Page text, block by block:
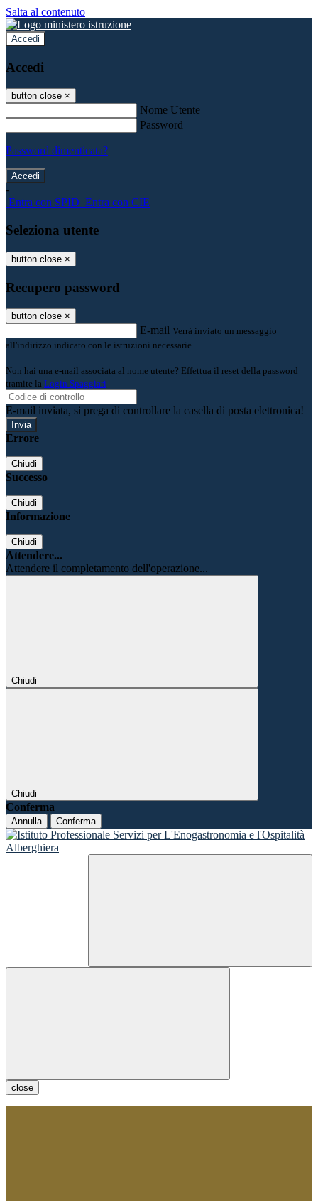
Salta al contenuto
Accedi
Accedi
button close ×
Nome Utente
Password
Password dimenticata?
-
Entra con SPID Entra con CIE
Seleziona utente
button close ×
Recupero password
button close ×
E-mail Verrà inviato un messaggio
all'indirizzo indicato con le istruzioni necessarie.
Non hai una e-mail associata al nome utente? Effettua il reset della password
tramite la Login Spaggiari
E-mail inviata, si prega di controllare la casella di posta elettronica!
Errore
Chiudi
Successo
Chiudi
Informazione
Chiudi
Attendere...
Attendere il completamento dell'operazione...
Chiudi
Chiudi
Conferma
Annulla Conferma
close